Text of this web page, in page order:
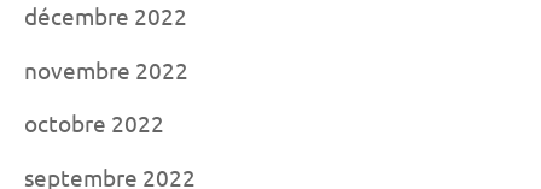
décembre 2022
novembre 2022
octobre 2022
septembre 2022